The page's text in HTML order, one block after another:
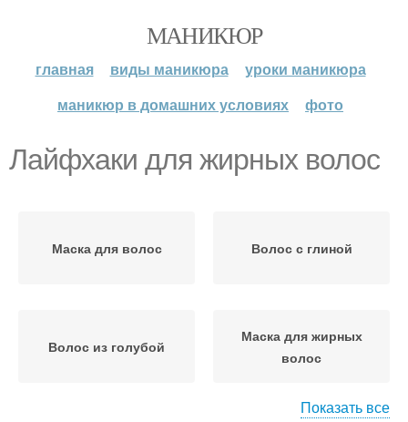
МАНИКЮР
главная виды маникюра
уроки маникюра
маникюр в домашних условиях
фото
Лайфхаки для жирных волос
Маска для волос Волос с глиной
Волос из голубой
Маска для жирных
волос
Показать все